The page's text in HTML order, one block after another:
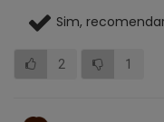
Sim,
2 1